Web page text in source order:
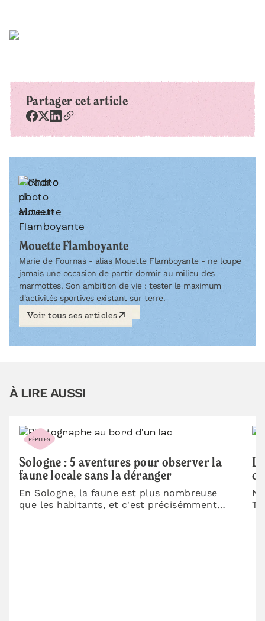
Partager cet article
Mouette Flamboyante
Marie de Fournas - alias Mouette Flamboyante - ne loupe
jamais une occasion de partir dormir au milieu des
marmottes. Son ambition de vie : tester le maximum
d'activités sportives existant sur terre.
Voir tous ses articles
À LIRE AUSSI
PÉPITES
Sologne : 5 aventures pour observer la
faune locale sans la déranger
En Sologne, la faune est plus nombreuse
que les habitants, et c'est précisémment